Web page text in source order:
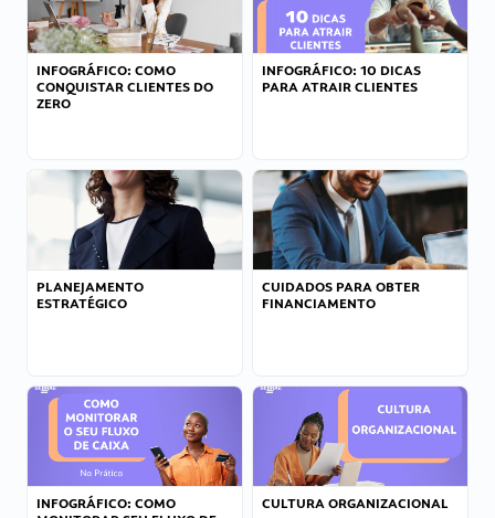
INFOGRÁFICO: COMO
CONQUISTAR CLIENTES DO
ZERO
INFOGRÁFICO: 10 DICAS
PARA ATRAIR CLIENTES
PLANEJAMENTO
ESTRATÉGICO
CUIDADOS PARA OBTER
FINANCIAMENTO
INFOGRÁFICO: COMO
CULTURA ORGANIZACIONAL